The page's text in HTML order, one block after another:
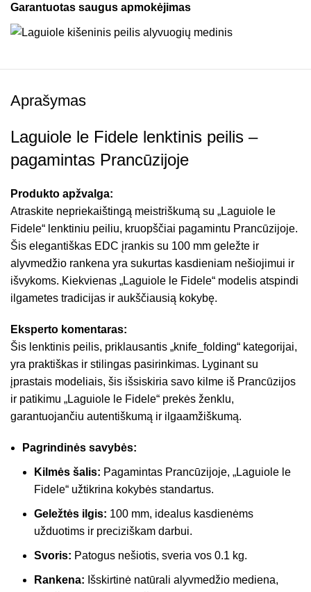
Garantuotas saugus apmokėjimas
Aprašymas
Laguiole le Fidele lenktinis peilis –
pagamintas Prancūzijoje
Produkto apžvalga:
Atraskite nepriekaištingą meistriškumą su „Laguiole le
Fidele“ lenktiniu peiliu, kruopščiai pagamintu Prancūzijoje.
Šis elegantiškas EDC įrankis su 100 mm geležte ir
alyvmedžio rankena yra sukurtas kasdieniam nešiojimui ir
išvykoms. Kiekvienas „Laguiole le Fidele“ modelis atspindi
ilgametes tradicijas ir aukščiausią kokybę.
Eksperto komentaras:
Šis lenktinis peilis, priklausantis „knife_folding“ kategorijai,
yra praktiškas ir stilingas pasirinkimas. Lyginant su
įprastais modeliais, šis išsiskiria savo kilme iš Prancūzijos
ir patikimu „Laguiole le Fidele“ prekės ženklu,
garantuojančiu autentiškumą ir ilgaamžiškumą.
Pagrindinės savybės:
Kilmės šalis: Pagamintas Prancūzijoje, „Laguiole le
Fidele“ užtikrina kokybės standartus.
Geležtės ilgis: 100 mm, idealus kasdienėms
užduotims ir preciziškam darbui.
Svoris: Patogus nešiotis, sveria vos 0.1 kg.
Rankena: Išskirtinė natūrali alyvmedžio mediena,